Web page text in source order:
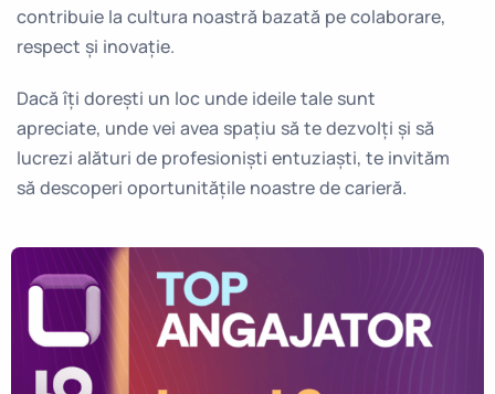
contribuie la cultura noastră bazată pe colaborare,
respect și inovație.
Dacă îți dorești un loc unde ideile tale sunt
apreciate, unde vei avea spațiu să te dezvolți și să
lucrezi alături de profesioniști entuziaști, te invităm
să descoperi oportunitățile noastre de carieră.